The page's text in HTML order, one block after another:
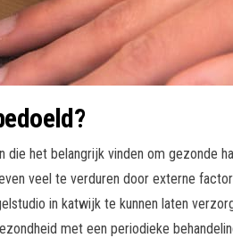
die het belangrijk vinden om gezonde
veel te verduren door externe
in katwijk te kunnen laten
met een periodieke